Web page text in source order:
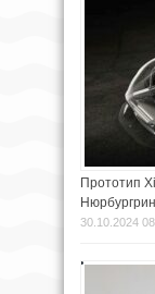
Прототип
30.10.2024